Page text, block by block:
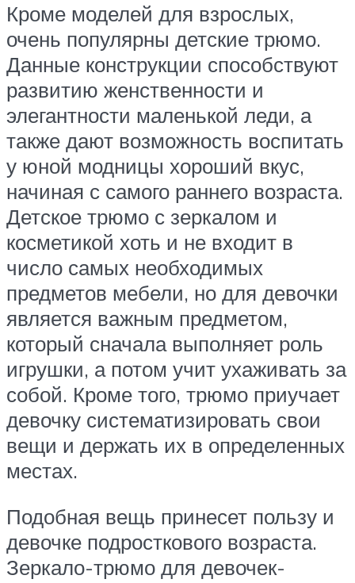
Кроме моделей для взрослых,
очень популярны детские трюмо.
Данные конструкции способствуют
развитию женственности и
элегантности маленькой леди, а
также дают возможность воспитать
у юной модницы хороший вкус,
начиная с самого раннего возраста.
Детское трюмо с зеркалом и
косметикой хоть и не входит в
число самых необходимых
предметов мебели, но для девочки
является важным предметом,
который сначала выполняет роль
игрушки, а потом учит ухаживать за
собой. Кроме того, трюмо приучает
девочку систематизировать свои
вещи и держать их в определенных
местах.
Подобная вещь принесет пользу и
девочке подросткового возраста.
Зеркало-трюмо для девочек-